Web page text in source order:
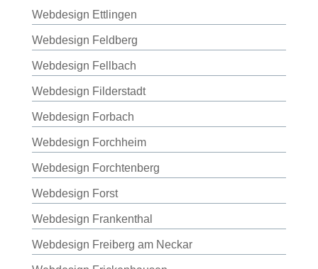
Webdesign Ettlingen
Webdesign Feldberg
Webdesign Fellbach
Webdesign Filderstadt
Webdesign Forbach
Webdesign Forchheim
Webdesign Forchtenberg
Webdesign Forst
Webdesign Frankenthal
Webdesign Freiberg am Neckar